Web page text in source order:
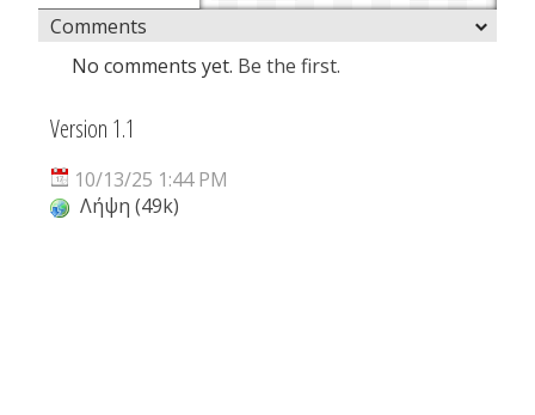
Comments
No comments yet. Be the first.
Version 1.1
10/13/25 1:44 PM
Λήψη (49k)